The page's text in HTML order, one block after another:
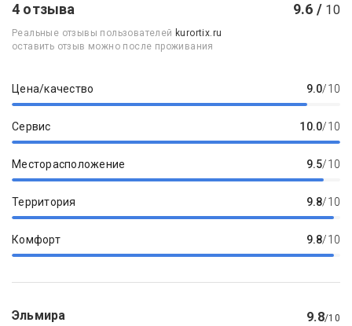
4 отзыва 9.6 / 10
Реальные отзывы пользователей kurortix.ru
оставить отзыв можно после проживания
Цена/качество 9.0/10
Сервис 10.0/10
Месторасположение 9.5/10
Территория 9.8/10
Комфорт 9.8/10
Эльмира 9.8/10